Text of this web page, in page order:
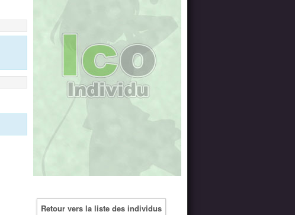
Retour vers la liste des individus